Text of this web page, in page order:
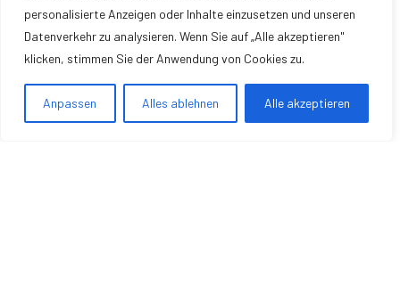
personalisierte Anzeigen oder Inhalte einzusetzen und unseren
Datenverkehr zu analysieren. Wenn Sie auf „Alle akzeptieren"
klicken, stimmen Sie der Anwendung von Cookies zu.
Anpassen Alles ablehnen Alle akzeptieren
Name, E-Mail-Adresse und Website in diesem Browser für meinen
nächsten Kommentar speichern.